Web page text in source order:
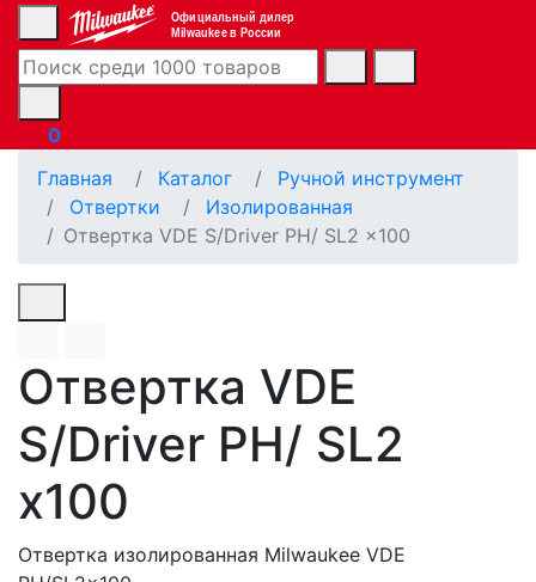
Официальный дилер
Milwaukee в России
0
Главная
Каталог
Ручной инструмент
Отвертки
Изолированная
Отвертка VDE S/Driver PH/ SL2 x100
Отвертка VDE
S/Driver PH/ SL2
x100
Отвертка изолированная Milwaukee VDE